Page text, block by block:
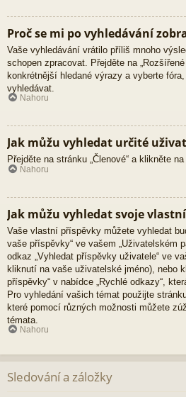
Proč se mi po vyhledávání
Vaše vyhledávání vrátilo příliš mnoho
schopen zpracovat. Přejděte na
konkrétnější hledané výrazy a vyberte
vyhledávat.
Nahoru
Jak můžu vyhledat určité
Přejděte na stránku „Členové“ a klikněte
Nahoru
Jak můžu vyhledat svoje
Vaše vlastní příspěvky můžete vyhledat
vaše příspěvky“ ve vašem „Uživatelském
odkaz „Vyhledat příspěvky uživatele“ ve
kliknutí na vaše uživatelské jméno), nebo
příspěvky“ v nabídce „Rychlé odkazy“,
Pro vyhledání vašich témat použijte
které pomocí různých možnosti můžete
témata.
Nahoru
Sledování a záložky